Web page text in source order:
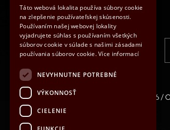
IBG Slovensko, s.r.o.
+421 33 6407 660
IČO: 36026506 / DIČ: SK2020083186 /
33548/B
HUNGARIAN
SLOVAK
Táto webová lokalita používa súbory cookie
na zlepšenie používateľskej skúsenosti.
Používaním našej webovej lokality
vyjadrujete súhlas s používaním všetkých
súborov cookie v súlade s našimi zásadami
používania súborov cookie.Více informací
NEVYHNUTNE POTREBNÉ
VÝKONNOSŤ
CIELENIE